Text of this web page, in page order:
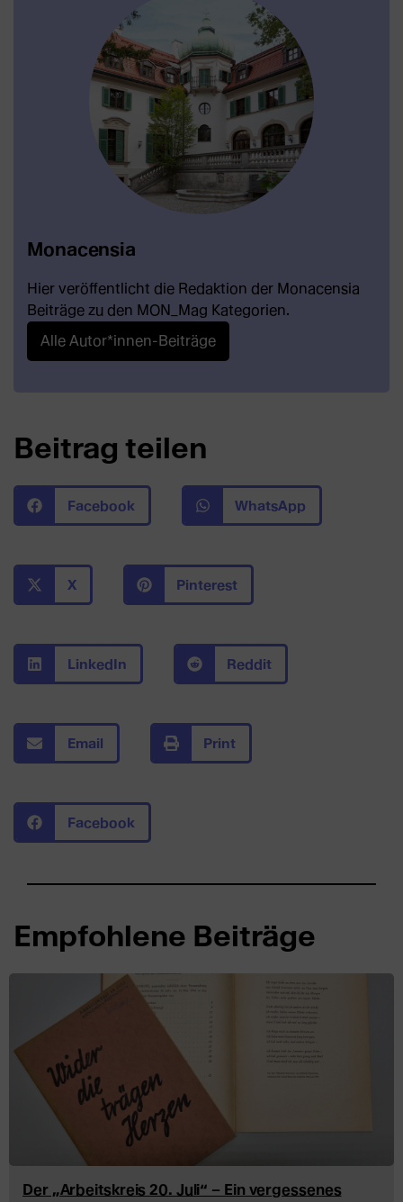
Monacensia
Hier veröffentlicht die Redaktion der Monacensia
Beiträge zu den MON_Mag Kategorien.
Alle Autor*innen-Beiträge
Beitrag teilen
Facebook WhatsApp
X Pinterest
LinkedIn Reddit
Email Print
Facebook
Empfohlene Beiträge
Der „Arbeitskreis 20. Juli“ – Ein vergessenes